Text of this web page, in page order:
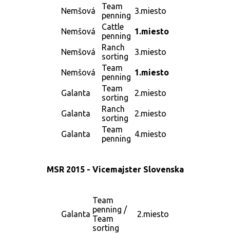
Nemšová
Team
penning 3.miesto
Nemšová
Cattle
penning 1.miesto
Nemšová
Ranch
sorting
3.miesto
Nemšová
Team
penning 1.miesto
Galanta
Team
sorting
2.miesto
Galanta
Ranch
sorting
2.miesto
Galanta
Team
penning 4.miesto
MSR 2015 - Vicemajster Slovenska
Galanta
Team
penning /
Team
sorting
2.miesto